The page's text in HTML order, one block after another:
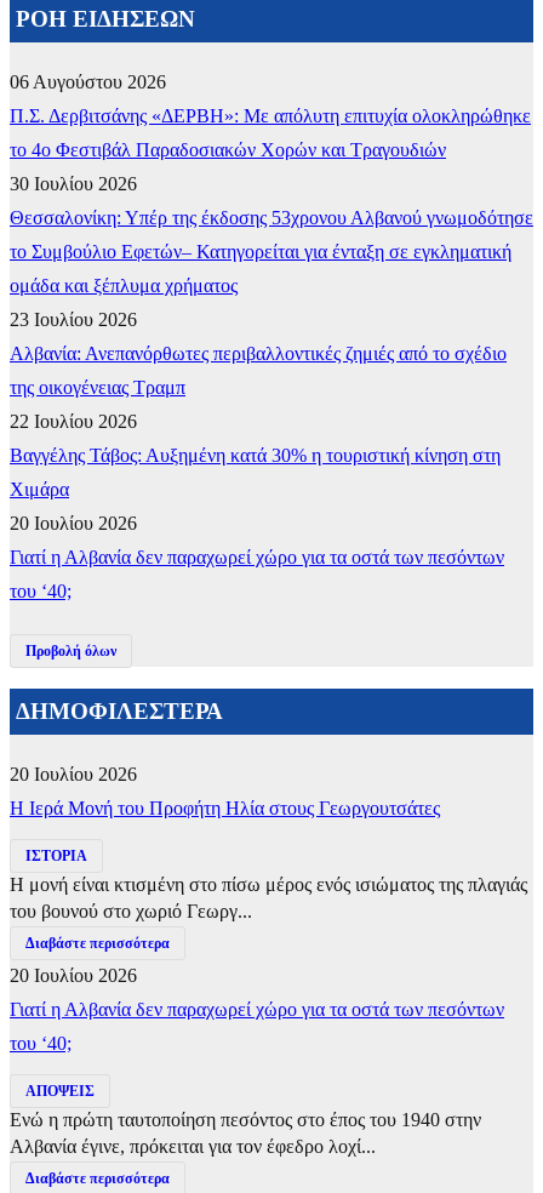
ΡΟΗ ΕΙΔΗΣΕΩΝ
06 Αυγούστου 2026
Π.Σ. Δερβιτσάνης «ΔΕΡΒΗ»: Με απόλυτη επιτυχία ολοκληρώθηκε
το 4ο Φεστιβάλ Παραδοσιακών Χορών και Τραγουδιών
30 Ιουλίου 2026
Θεσσαλονίκη: Υπέρ της έκδοσης 53χρονου Αλβανού γνωμοδότησε
το Συμβούλιο Εφετών– Κατηγορείται για ένταξη σε εγκληματική
ομάδα και ξέπλυμα χρήματος
23 Ιουλίου 2026
Αλβανία: Ανεπανόρθωτες περιβαλλοντικές ζημιές από το σχέδιο
της οικογένειας Τραμπ
22 Ιουλίου 2026
Βαγγέλης Τάβος: Αυξημένη κατά 30% η τουριστική κίνηση στη
Χιμάρα
20 Ιουλίου 2026
Γιατί η Αλβανία δεν παραχωρεί χώρο για τα οστά των πεσόντων
του ‘40;
Προβολή όλων
ΔΗΜΟΦΙΛΕΣΤΕΡΑ
20 Ιουλίου 2026
​Η Ιερά Μονή του Προφήτη Ηλία στους Γεωργουτσάτες
ΙΣΤΟΡΙΑ
Η μονή είναι κτισμένη στο πίσω μέρος ενός ισιώματος της πλαγιάς
του βουνού στο χωριό Γεωργ...
Διαβάστε περισσότερα
20 Ιουλίου 2026
Γιατί η Αλβανία δεν παραχωρεί χώρο για τα οστά των πεσόντων
του ‘40;
ΑΠΟΨΕΙΣ
Ενώ η πρώτη ταυτοποίηση πεσόντος στο έπος του 1940 στην
Αλβανία έγινε, πρόκειται για τον έφεδρο λοχί...
Διαβάστε περισσότερα